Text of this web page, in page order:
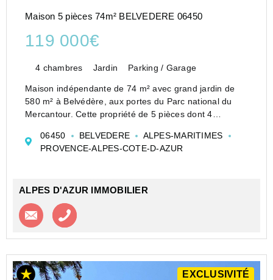
Maison 5 pièces 74m² BELVEDERE 06450
119 000€
4 chambres Jardin Parking / Garage
Maison indépendante de 74 m² avec grand jardin de
580 m² à Belvédère, aux portes du Parc national du
Mercantour. Cette propriété de 5 pièces dont 4
s'adresse aux bricoleurs ou investisseurs souhaitant
crée...
06450 BELVEDERE
ALPES-MARITIMES
PROVENCE-ALPES-COTE-D-AZUR
ALPES D'AZUR IMMOBILIER
Contacter l'agence
EXCLUSIVITÉ